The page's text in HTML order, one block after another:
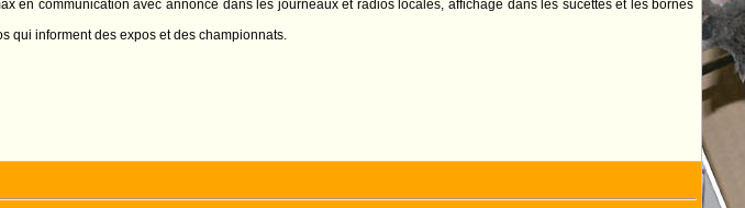
en communication avec annonce dans les journeaux et radios locales, affichage dans les sucettes et les bornes
qui informent des expos et des championnats.